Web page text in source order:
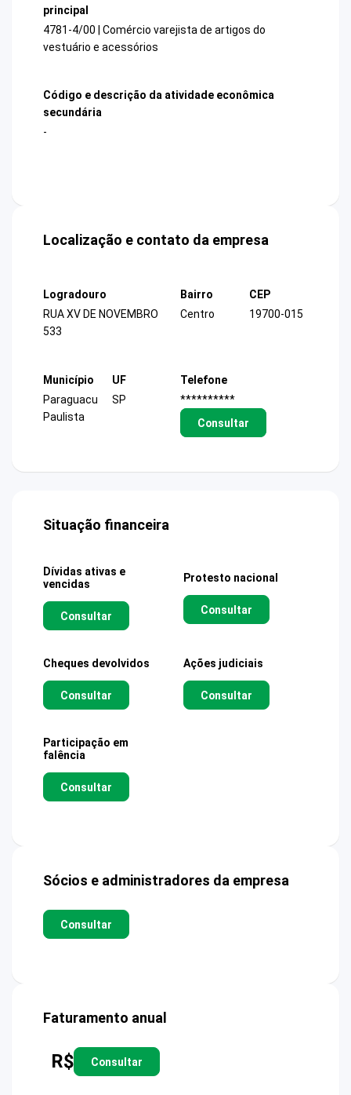
principal
4781-4/00 | Comércio varejista de artigos do
vestuário e acessórios
Código e descrição da atividade econômica
secundária
-
Localização e contato da empresa
Logradouro
RUA XV DE NOVEMBRO
533
Bairro
Centro
CEP
19700-015
Município
Paraguacu
Paulista
UF
SP
Telefone
**********
Consultar
Situação financeira
Dívidas ativas e
vencidas
Consultar
Protesto nacional
Consultar
Cheques devolvidos
Consultar
Ações judiciais
Consultar
Participação em
falência
Consultar
Sócios e administradores da empresa
Consultar
Faturamento anual
R$ Consultar